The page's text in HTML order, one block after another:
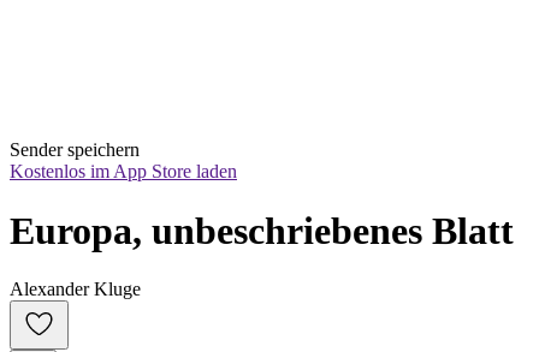
Sender speichern
Kostenlos im App Store laden
Europa, unbeschriebenes Blatt
Alexander Kluge